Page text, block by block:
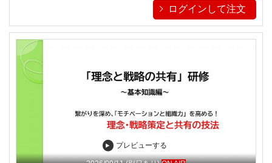
ログインして注文
プレビューする